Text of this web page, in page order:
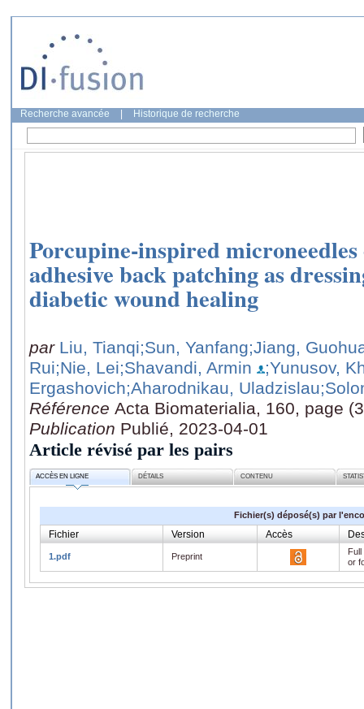
Recherche avancée Historique de recherche
Porcupine-inspired
adhesive back patching as
diabetic wound healing
par Liu, Tianqi;Sun, Yanfang;Jiang,
Rui;Nie, Lei;Shavandi, Armin
;Yunusov,
Ergashovich;Aharodnikau, Uladzislau
Référence Acta Biomaterialia, 160, page
Publication Publié, 2023-04-01
Article révisé par les pairs
ACCÈS EN LIGNE DÉTAILS CONTENU
Fichier(s) déposé(s) par
Fichier Version Accès
1.pdf Preprint
or